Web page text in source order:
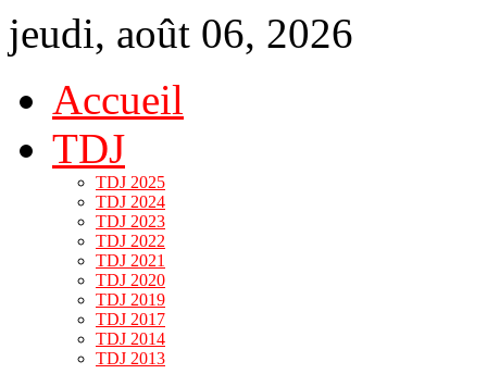
jeudi, août 06, 2026
Accueil
TDJ
TDJ 2025
TDJ 2024
TDJ 2023
TDJ 2022
TDJ 2021
TDJ 2020
TDJ 2019
TDJ 2017
TDJ 2014
TDJ 2013